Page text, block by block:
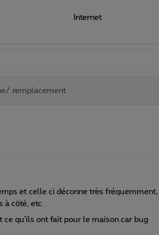
Internet
remplacement
et celle ci déconne très fréquemment,
côté, etc.
ce qu'ils ont fait pour le maison car bug